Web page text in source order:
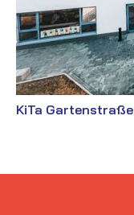
KiTa Gartenstraße